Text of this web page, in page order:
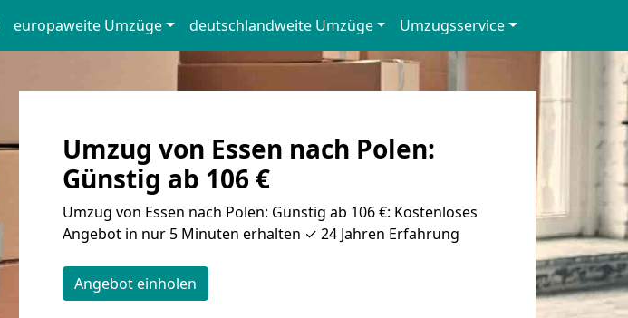
europaweite Umzüge deutschlandweite Umzüge Umzugsservice
Umzug von Essen nach Polen:
Günstig ab 106 €
Umzug von Essen nach Polen: Günstig ab 106 €: Kostenloses
Angebot in nur 5 Minuten erhalten ✓ 24 Jahren Erfahrung
Angebot einholen